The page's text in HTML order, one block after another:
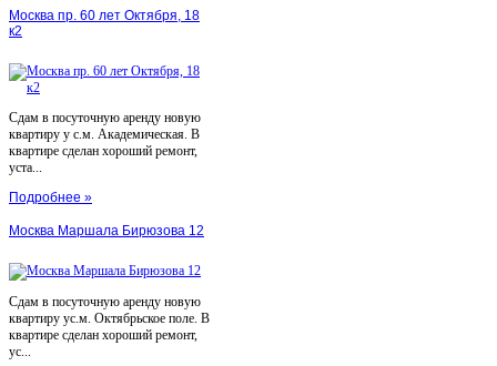
Москва пр. 60 лет Октября, 18
к2
Сдам в посуточную аренду новую
квартиру у с.м. Академическая. В
квартире сделан хороший ремонт,
уста...
Подробнее »
Москва Маршала Бирюзова 12
Сдам в посуточную аренду новую
квартиру ус.м. Октябрьское поле. В
квартире сделан хороший ремонт,
ус...